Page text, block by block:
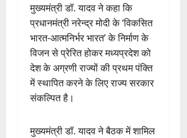
मुख्यमंत्री डॉ. यादव ने कहा कि
प्रधानमंत्री नरेन्द्र मोदी के ‘विकसित
भारत-आत्मनिर्भर भारत’ के निर्माण के
विजन से प्रेरित होकर मध्यप्रदेश को
देश के अग्रणी राज्यों की प्रथम पंक्ति
में स्थापित करने के लिए राज्य सरकार
संकल्पित है।
मुख्यमंत्री डॉ. यादव ने बैठक में शामिल